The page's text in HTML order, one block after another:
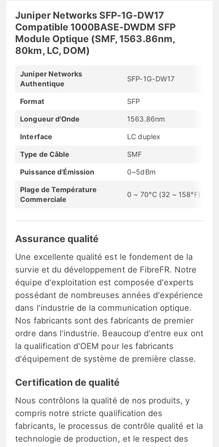
Juniper Networks SFP-1G-DW17
Compatible 1000BASE-DWDM SFP
Module Optique (SMF, 1563.86nm,
80km, LC, DOM)
Juniper Networks
Authentique
SFP-1G-DW17
Format SFP
Longueur d'Onde 1563.86nm
Interface LC duplex
Type de Câble SMF
Puissance d'Émission 0~5dBm
Plage de Température
Commerciale
0 ~ 70°C (32 ~ 158°F)
Assurance qualité
Une excellente qualité est le fondement de la
survie et du développement de FibreFR. Notre
équipe d'exploitation est composée d'experts
possédant de nombreuses années d'expérience
dans l'industrie de la communication optique.
Nos fabricants sont des fabricants de premier
ordre dans l'industrie. Beaucoup d'entre eux ont
la qualification d'OEM pour les fabricants
d'équipement de système de première classe.
Certification de qualité
Nous contrôlons la qualité de nos produits, y
compris notre stricte qualification des
fabricants, le processus de contrôle qualité et la
technologie de production, et le respect des